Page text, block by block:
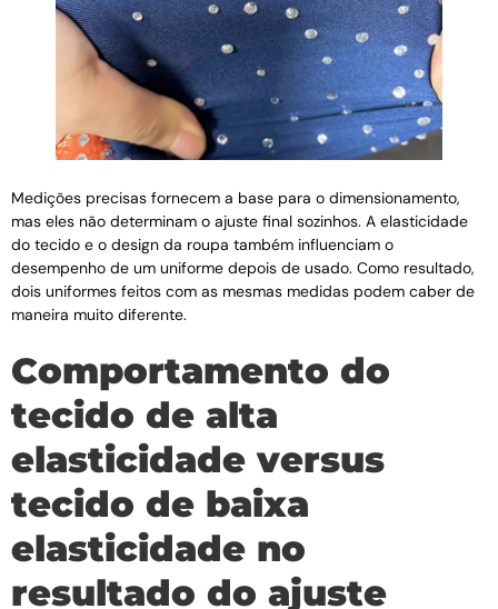
Medições precisas fornecem a base para o dimensionamento,
mas eles não determinam o ajuste final sozinhos. A elasticidade
do tecido e o design da roupa também influenciam o
desempenho de um uniforme depois de usado. Como resultado,
dois uniformes feitos com as mesmas medidas podem caber de
maneira muito diferente.
Comportamento do
tecido de alta
elasticidade versus
tecido de baixa
elasticidade no
resultado do ajuste